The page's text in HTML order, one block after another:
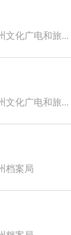
文化广电和旅...
文化广电和旅...
档案局